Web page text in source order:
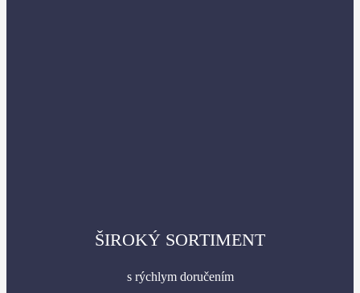
ŠIROKÝ SORTIMENT
s rýchlym doručením